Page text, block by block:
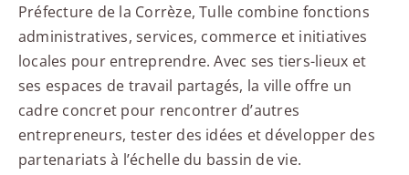
Préfecture de la Corrèze, Tulle combine fonctions
administratives, services, commerce et initiatives
locales pour entreprendre. Avec ses tiers-lieux et
ses espaces de travail partagés, la ville offre un
cadre concret pour rencontrer d’autres
entrepreneurs, tester des idées et développer des
partenariats à l’échelle du bassin de vie.